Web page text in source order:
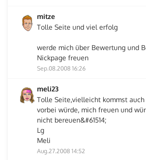
mitze
Tolle Seite und viel erfolg
werde mich über Bewertung und
Nickpage freuen
Sep.08.2008 16:26
meli23
Tolle Seite,vielleicht kommst
vorbei würde, mich freuen und
nicht bereuen&#61514;
Lg
Meli
Aug.27.2008 14:52